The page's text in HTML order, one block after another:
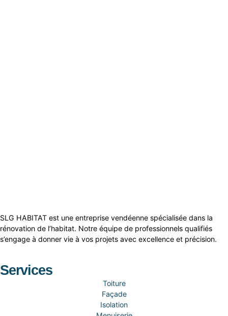
SLG HABITAT est une entreprise vendéenne spécialisée dans la
rénovation de l’habitat. Notre équipe de professionnels qualifiés
s’engage à donner vie à vos projets avec excellence et précision.
Services
Toiture
Façade
Isolation